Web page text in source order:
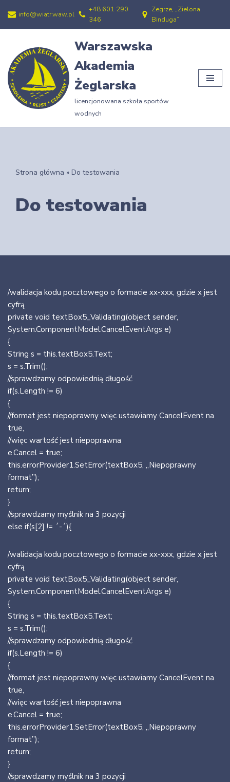
Przejdź
treści
info@wiatr.waw.pl
+48 601 290
346
Zegrze, „Zielona
Binduga”
Warszawska
Akademia
Żeglarska
licencjonowana szkoła sportów
wodnych
Strona główna » Do testowania
Do testowania
/walidacja kodu pocztowego o formacie xx-xxx, gdzie x jest
cyfrą
private void textBox5_Validating(object sender,
System.ComponentModel.CancelEventArgs e)
{
String s = this.textBox5.Text;
s = s.Trim();
//sprawdzamy odpowiednią długość
if(s.Length != 6)
{
//format jest niepoprawny więc ustawiamy CancelEvent na
true,
//więc wartość jest niepoprawna
e.Cancel = true;
this.errorProvider1.SetError(textBox5, „Niepoprawny
format”);
return;
}
//sprawdzamy myślnik na 3 pozycji
else if(s[2] != ´-´){
/walidacja kodu pocztowego o formacie xx-xxx, gdzie x jest
cyfrą
private void textBox5_Validating(object sender,
System.ComponentModel.CancelEventArgs e)
{
String s = this.textBox5.Text;
s = s.Trim();
//sprawdzamy odpowiednią długość
if(s.Length != 6)
{
//format jest niepoprawny więc ustawiamy CancelEvent na
true,
//więc wartość jest niepoprawna
e.Cancel = true;
this.errorProvider1.SetError(textBox5, „Niepoprawny
format”);
return;
}
//sprawdzamy myślnik na 3 pozycji